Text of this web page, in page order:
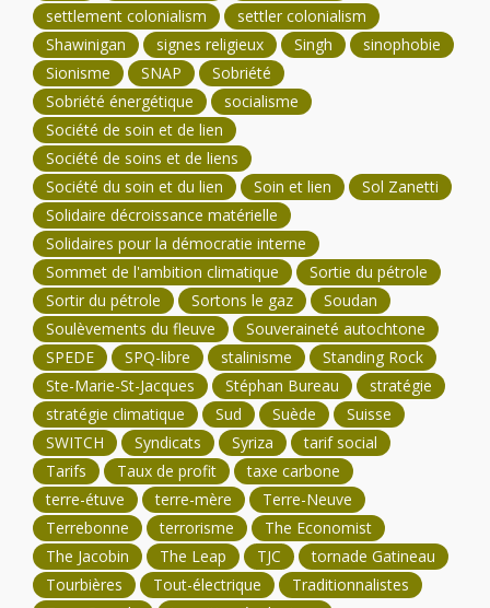
settlement colonialism
settler colonialism
Shawinigan
signes religieux Singh
sinophobie
Sionisme
SNAP
Sobriété
Sobriété énergétique
socialisme
Société de soin et de lien
Société de soins et de liens
Société du soin et du lien
Soin et lien
Sol Zanetti
Solidaire décroissance matérielle
Solidaires pour la démocratie interne
Sommet de l'ambition climatique
Sortie du pétrole
Sortir du pétrole
Sortons le gaz
Soudan
Soulèvements du fleuve
Souveraineté autochtone
SPEDE
SPQ-libre stalinisme
Standing Rock
Ste-Marie-St-Jacques
Stéphan Bureau
stratégie
stratégie climatique
Sud Suède
Suisse
SWITCH
Syndicats Syriza
tarif social
Tarifs
Taux de profit
taxe carbone
terre-étuve
terre-mère
Terre-Neuve
Terrebonne
terrorisme
The Economist
The Jacobin
The Leap TJC
tornade Gatineau
Tourbières
Tout-électrique
Traditionnalistes